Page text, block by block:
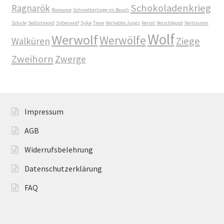
Fantasy
FAQ
Flucht in ein sicheres Leben
Gekoffert und Verschleppt
Gilbert Faunus – Im Schatten des Zweihorns
Im Schatten des Wolfsmondes – Der letzte Alpha
Ragnarök Romance Schmetterlinge im Bauch Schokoladenkrieg
Schule Selbstmord Silberwolf Syke Tiere Verliebte Jungs Verrat Verschleppt Vertrauten
WalkürenWerwolfWerwölfeWolfZiege
Zweihorn Zwerge
Impressum
AGB
Widerrufsbelehrung
Datenschutzerklärung
FAQ